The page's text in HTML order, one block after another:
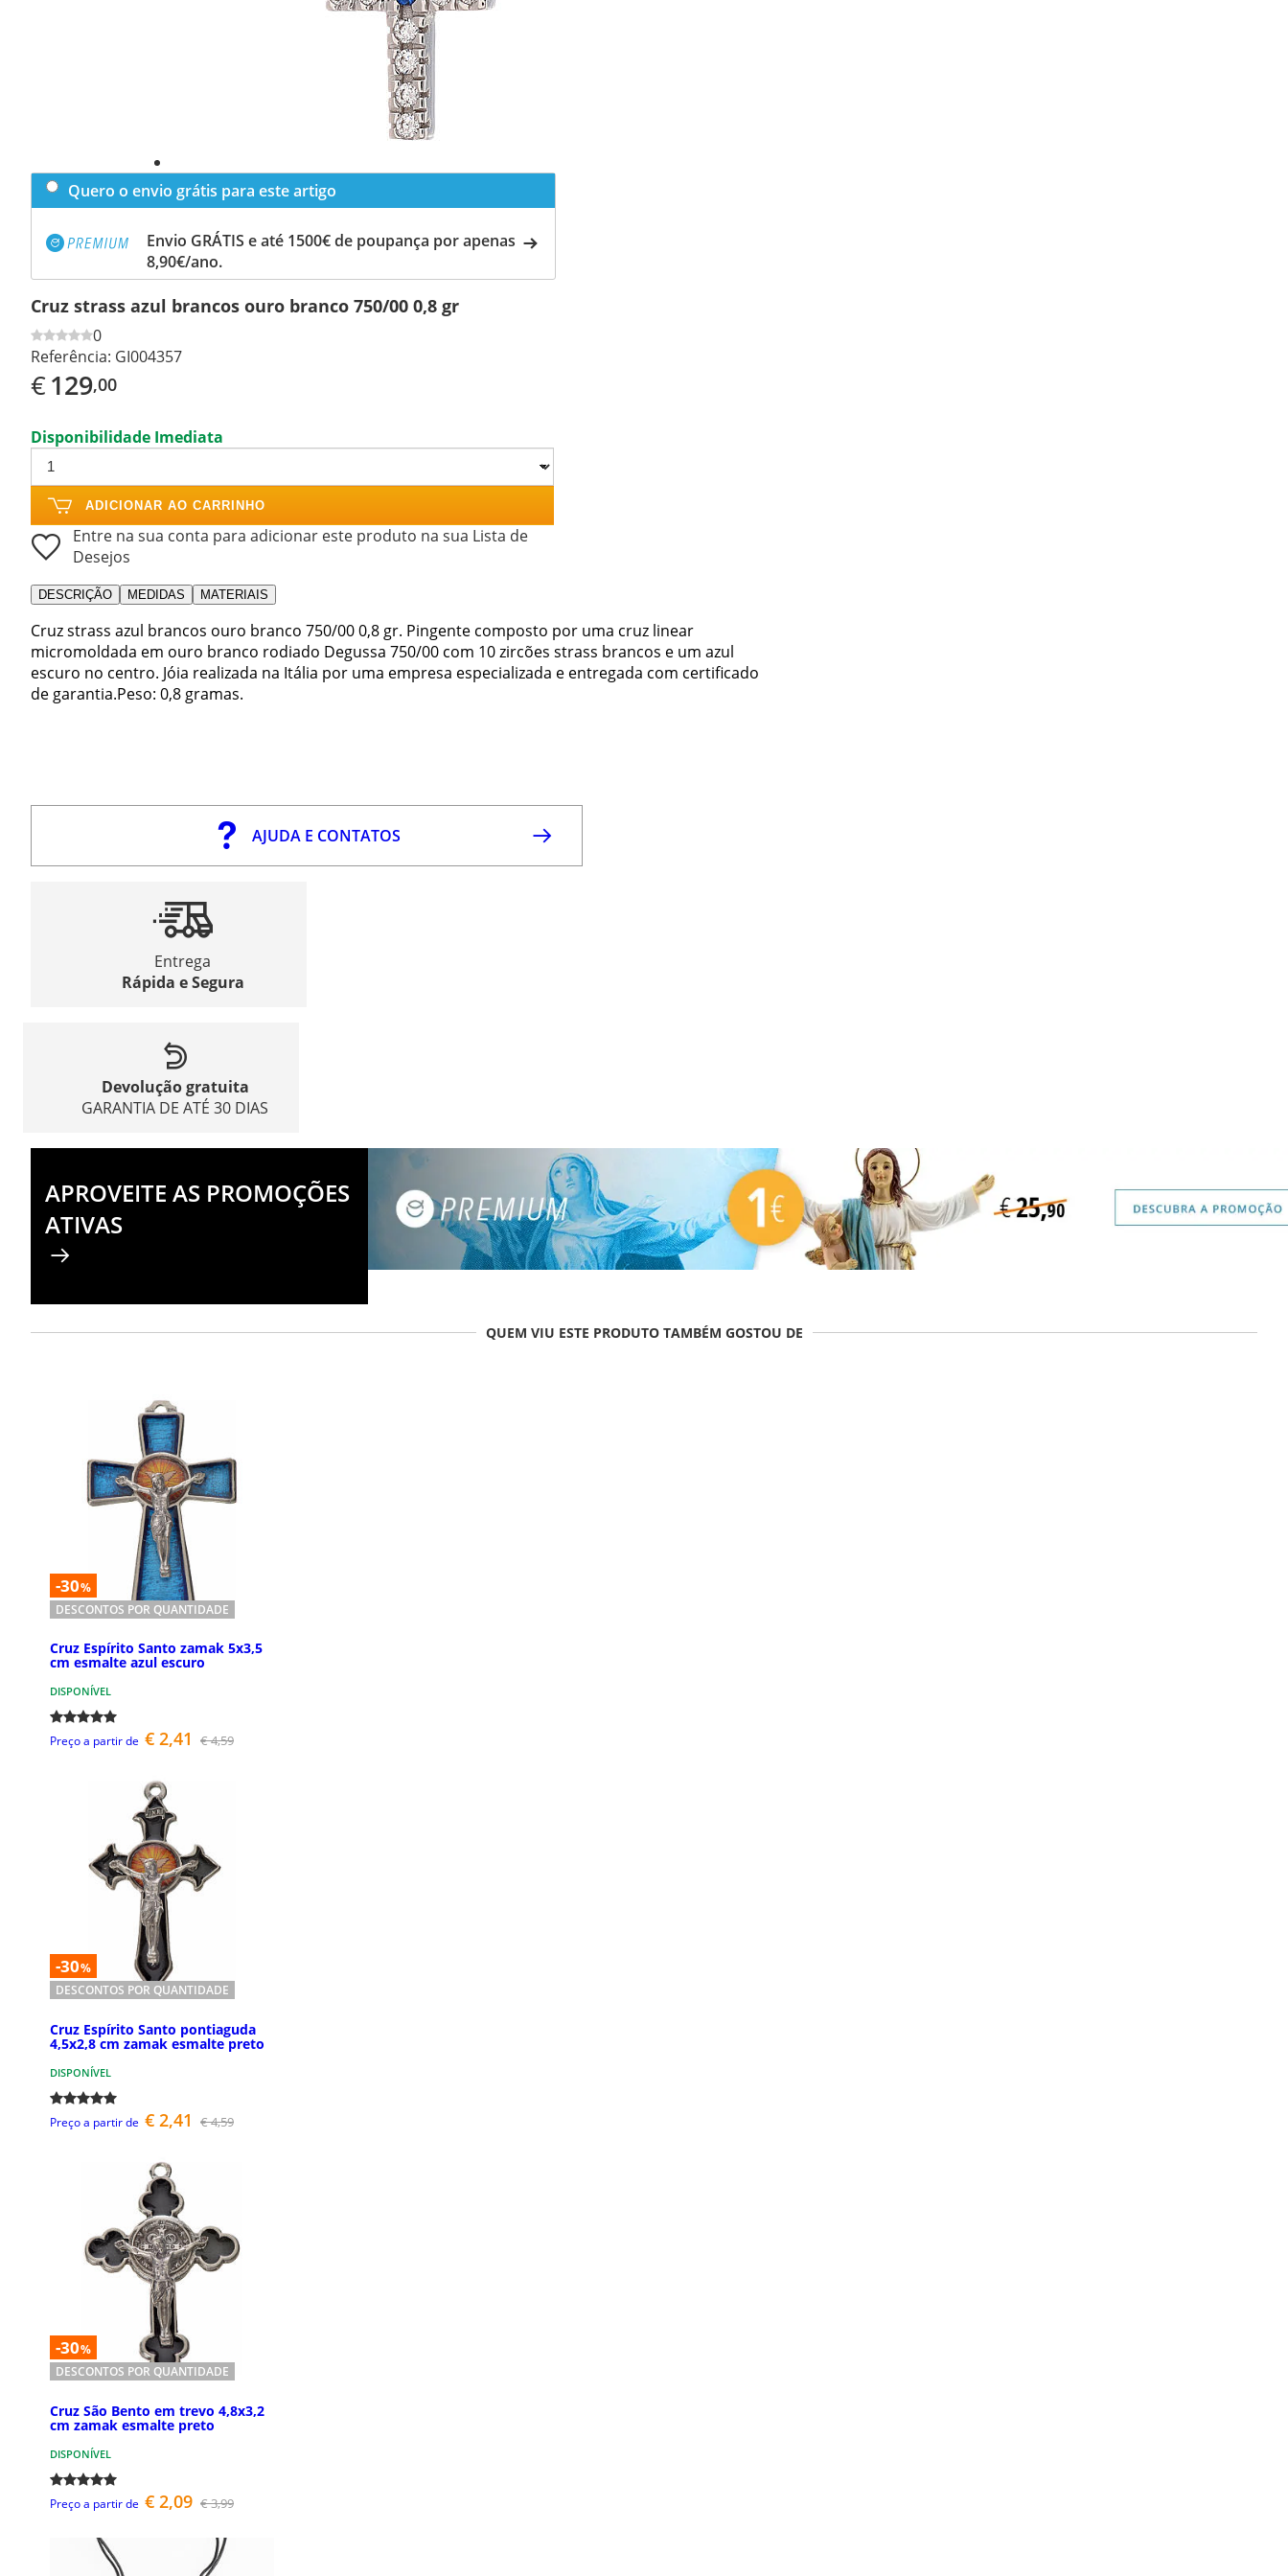
Quero o envio grátis para este artigo
Envio GRÁTIS e até 1500€ de poupança por apenas
8,90€/ano.
Cruz strass azul brancos ouro branco 750/00 0,8 gr
0
Referência: GI004357
€129,00
Disponibilidade Imediata
ADICIONAR AO CARRINHO
Entre na sua conta para adicionar este produto na sua Lista de
Desejos
DESCRIÇÃO MEDIDAS MATERIAIS
Cruz strass azul brancos ouro branco 750/00 0,8 gr. Pingente composto por uma cruz linear
micromoldada em ouro branco rodiado Degussa 750/00 com 10 zircões strass brancos e um azul
escuro no centro. Jóia realizada na Itália por uma empresa especializada e entregada com certificado
de garantia.Peso: 0,8 gramas.
AJUDA E CONTATOS
Entrega
Rápida e Segura
Devolução gratuita
GARANTIA DE ATÉ 30 DIAS
APROVEITE AS PROMOÇÕES
ATIVAS
QUEM VIU ESTE PRODUTO TAMBÉM GOSTOU DE
-30%
DESCONTOS POR QUANTIDADE
Cruz Espírito Santo zamak 5x3,5
cm esmalte azul escuro
DISPONÍVEL
Preço a partir de € 2,41 € 4,59
-30%
DESCONTOS POR QUANTIDADE
Cruz Espírito Santo pontiaguda
4,5x2,8 cm zamak esmalte preto
DISPONÍVEL
Preço a partir de € 2,41 € 4,59
-30%
DESCONTOS POR QUANTIDADE
Cruz São Bento em trevo 4,8x3,2
cm zamak esmalte preto
DISPONÍVEL
Preço a partir de € 2,09 € 3,99